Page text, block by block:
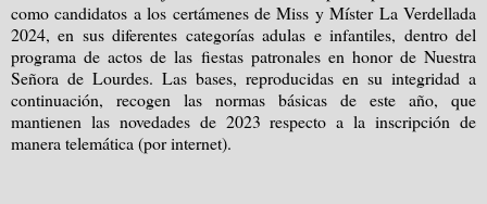
como candidatos a los certámenes de Miss y Míster La Verdellada
2024, en sus diferentes categorías adulas e infantiles, dentro del
programa de actos de las fiestas patronales en honor de Nuestra
Señora de Lourdes. Las bases, reproducidas en su integridad a
continuación, recogen las normas básicas de este año, que
mantienen las novedades de 2023 respecto a la inscripción de
manera telemática (por internet).